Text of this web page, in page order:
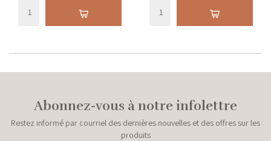
Abonnez-vous à notre infolettre
Restez informé par courriel des dernières nouvelles et des offres sur les
produits